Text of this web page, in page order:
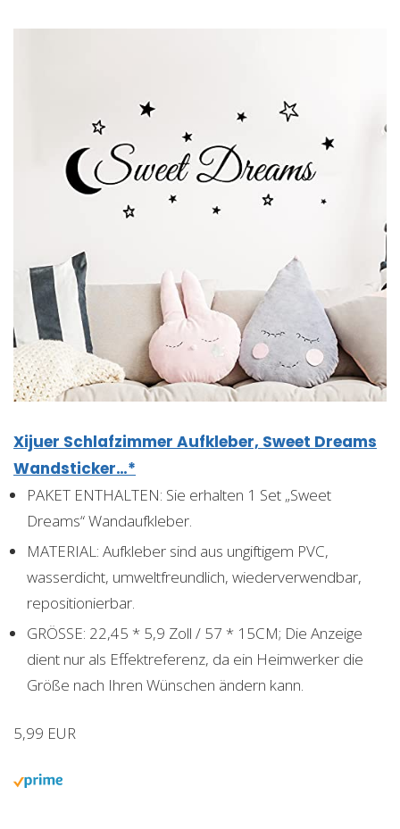
Xijuer Schlafzimmer Aufkleber, Sweet Dreams
Wandsticker…*
PAKET ENTHALTEN: Sie erhalten 1 Set „Sweet
Dreams“ Wandaufkleber.
MATERIAL: Aufkleber sind aus ungiftigem PVC,
wasserdicht, umweltfreundlich, wiederverwendbar,
repositionierbar.
GRÖSSE: 22,45 * 5,9 Zoll / 57 * 15CM; Die Anzeige
dient nur als Effektreferenz, da ein Heimwerker die
Größe nach Ihren Wünschen ändern kann.
5,99 EUR